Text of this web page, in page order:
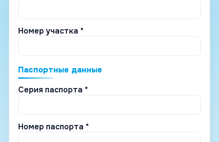
Номер участка *
Паспортные данные
Серия паспорта *
Номер паспорта *